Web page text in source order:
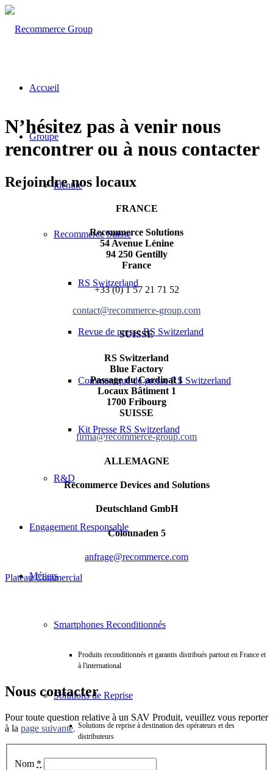
Accueil
Groupe
Identité
Recommerce Suisse
RS Switzerland
Revue de presse RS Switzerland
Communiqué de presse RS Switzerland
Kit Presse RS Switzerland
R&D
Engagement Responsable
Métiers
Smartphones Reconditionnés
Produits reconditionnés et garantis distribués partout en France et
à l'international
Solutions de Reprise
Solutions de reprise à destination des opérateurs et des
distributeurs
N’hésitez pas à venirnous
rencontrer ou à nous contacter
Rejoindre nos locaux
FRANCE
Recommerce Solutions
54 Avenue Lénine
94 250 Gentilly
France
+33 (0) 1 57 21 71 52
contact@recommerce-group.com
SUISSE
RS Switzerland
Blue Factory
Passage du Cardinal 1
Locaux Bâtiment 1
1700 Fribourg
SUISSE
firma@recommerce-group.com
ALLEMAGNE
Recommerce Devices and Solutions
Deutschland GmbH
Colonnaden 5
anfrage@recommerce.com
Plateau Commercial
Nous contacter
Pour toute question relative à un SAV Produit, veuillez vous reporter
à la page suivante.
Nom *